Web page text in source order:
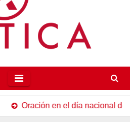
en el día nacional de la madre